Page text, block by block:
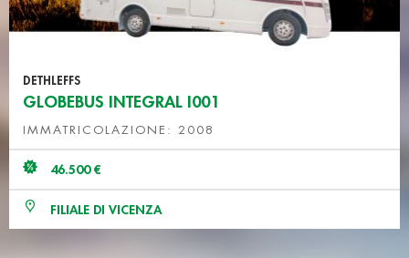
DETHLEFFS
GLOBEBUS INTEGRAL I001
IMMATRICOLAZIONE: 2008
46.500 €
FILIALE DI VICENZA